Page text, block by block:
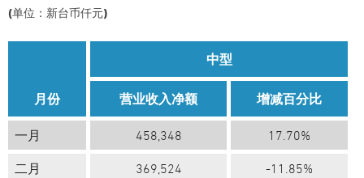
(单位：新台币仟元)
月份
中型
营业收入净额 增减百分比
一月 458,348 17.70%
二月 369,524 -11.85%